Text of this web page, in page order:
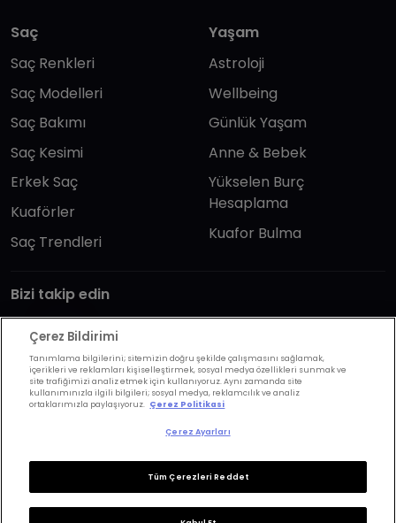
Saç
Saç Renkleri
Saç Modelleri
Saç Bakımı
Saç Kesimi
Erkek Saç
Kuaförler
Saç Trendleri
Yaşam
Astroloji
Wellbeing
Günlük Yaşam
Anne & Bebek
Yükselen Burç
Hesaplama
Kuafor Bulma
Bizi takip edin
KVKK Politikası
Aydınlatma Metni
KVKK Başvuru Formu
Kullanım Şart ve Koşulları
Copyrights ©2026 Herkes İçin Güzellik. Design &
Çerez Bildirimi
Tanımlama bilgilerini; sitemizin doğru şekilde çalışmasını sağlamak,
içerikleri ve reklamları kişiselleştirmek, sosyal medya özellikleri sunmak ve
site trafiğimizi analiz etmek için kullanıyoruz. Aynı zamanda site
kullanımınızla ilgili bilgileri; sosyal medya, reklamcılık ve analiz
ortaklarımızla paylaşıyoruz. Çerez Politikasi
Çerez Ayarları
Tüm Çerezleri Reddet